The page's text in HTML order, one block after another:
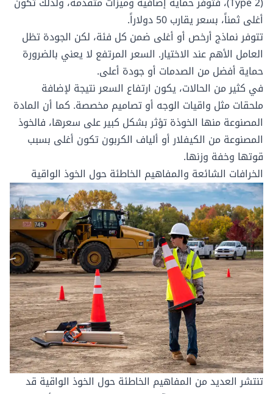
أغلى ثمناً، بسعر يقارب 50 دولاراً.
تتوفر نماذج أرخص أو أغلى ضمن كل فئة، لكن الجودة تظل
العامل الأهم عند الاختيار. السعر المرتفع لا يعني بالضرورة
حماية أفضل من الصدمات أو جودة أعلى.
في كثير من الحالات، يكون ارتفاع السعر نتيجة لإضافة
ملحقات مثل واقيات الوجه أو تصاميم مخصصة. كما أن المادة
المصنوعة منها الخوذة تؤثر بشكل كبير على سعرها، فالخوذ
المصنوعة من الكيفلار أو ألياف الكربون تكون أغلى بسبب
قوتها وخفة وزنها.
الخرافات الشائعة والمفاهيم الخاطئة حول الخوذ الواقية
تنتشر العديد من المفاهيم الخاطئة حول الخوذ الواقية قد